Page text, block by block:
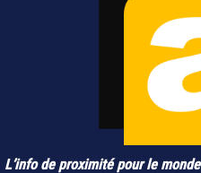
L’info de proximité pour le monde